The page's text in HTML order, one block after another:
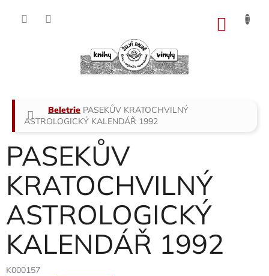
Domů
Beletrie PASEKŮV KRATOCHVILNÝ
ASTROLOGICKÝ KALENDÁŘ 1992
PASEKŮV
KRATOCHVILNÝ
ASTROLOGICKÝ
KALENDÁŘ 1992
K000157